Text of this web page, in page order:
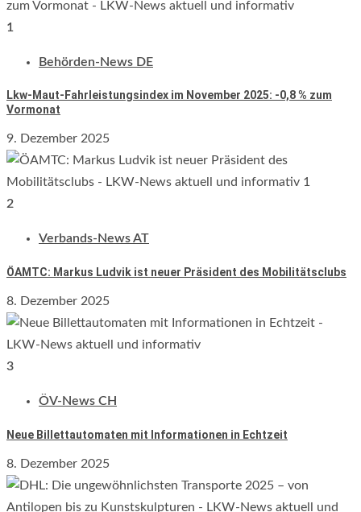
1
Behörden-News DE
Lkw-Maut-Fahrleistungsindex im November 2025: -0,8 % zum
Vormonat
9. Dezember 2025
2
Verbands-News AT
ÖAMTC: Markus Ludvik ist neuer Präsident des Mobilitätsclubs
8. Dezember 2025
3
ÖV-News CH
Neue Billettautomaten mit Informationen in Echtzeit
8. Dezember 2025